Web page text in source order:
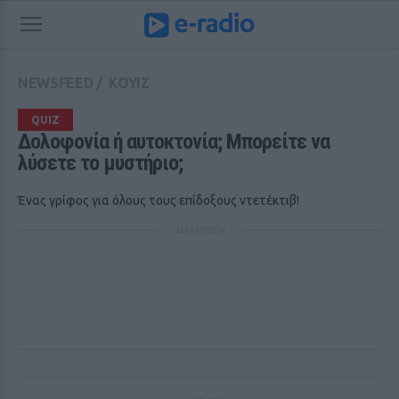
QUIZ
Δολοφονία ή αυτοκτονία; Μπορείτε να
λύσετε το μυστήριο;
Ένας γρίφος για όλους τους επίδοξους ντετέκτιβ!